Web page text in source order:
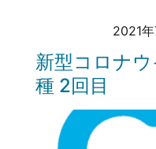
2021年
新型コロナ
種 2回目